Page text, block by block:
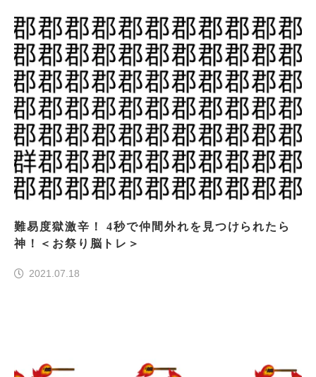
難易度獄激辛！ 4秒で仲間外れを見つけられたら
神！＜お祭り脳トレ＞
2021.07.18